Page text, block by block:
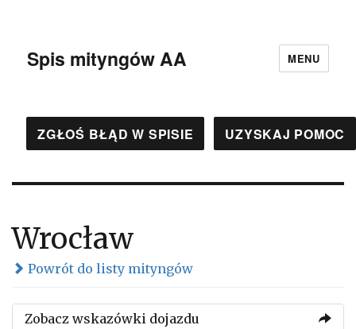
Spis mityngów AA MENU
ZGŁOŚ BŁĄD W SPISIE UZYSKAJ POMOC
Wrocław
Powrót do listy mityngów
Zobacz wskazówki dojazdu